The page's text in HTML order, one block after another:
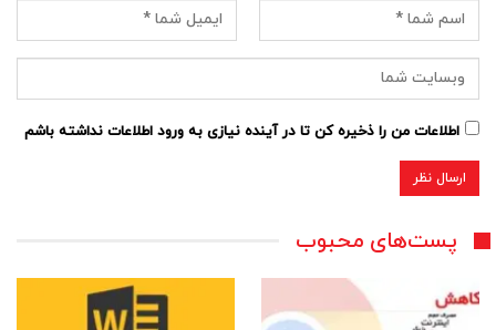
اطلاعات من را ذخیره کن تا در آینده نیازی به ورود اطلاعات نداشته باشم
پست‌های محبوب